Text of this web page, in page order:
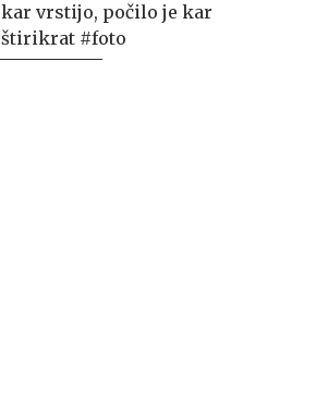
kar vrstijo, počilo je kar
štirikrat #foto